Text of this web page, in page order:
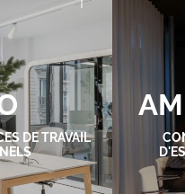
DE TRAVAIL